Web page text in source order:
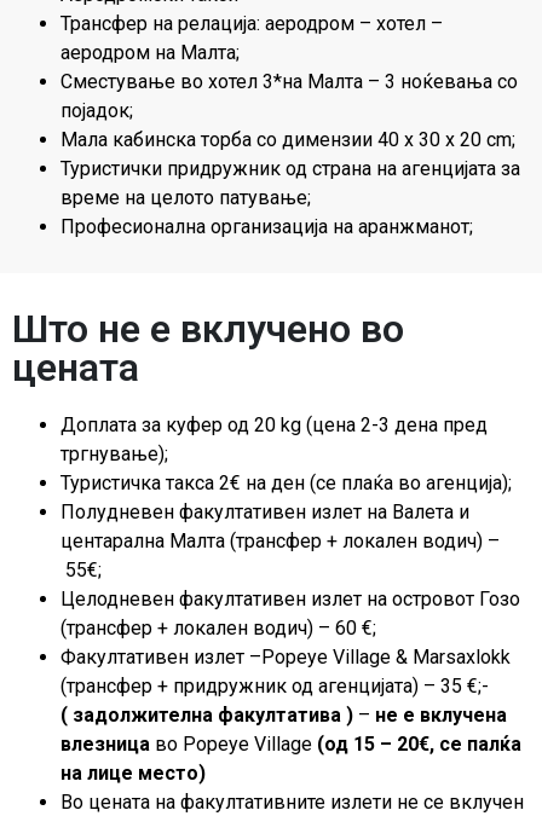
Трансфер на релација: аеродром – хотел –
аеродром на Малта;
Сместување во хотел 3*на Малта – 3 ноќевања со
појадок;
Мала кабинска торба со димензии 40 x 30 x 20 cm;
Туристички придружник од страна на агенцијата за
време на целото патување;
Професионална организација на аранжманот;
Што не е вклучено во
цената
Доплата за куфер од 20 kg (цена 2-3 дена пред
тргнување);
Туристичка такса 2€ на ден (се плаќа во агенција);
Полудневен факултативен излет на Валета и
центарална Малта (трансфер + локален водич) –
55€;
Целодневен факултативен излет на островот Гозо
(трансфер + локален водич) – 60 €;
Факултативен излет –Popeye Village & Marsaxlokk
(трансфер + придружник од агенцијата) – 35 €;-
( задолжителна факултатива ) – не е вклучена
влезница во Popeye Village (од 15 – 20€, се палќа
на лице место)
Во цената на факултативните излети не се вклучен